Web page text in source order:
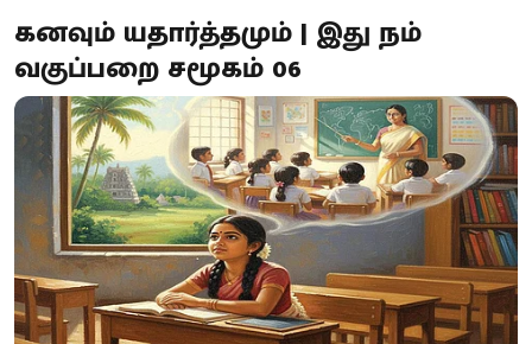
கனவும் யதார்த்தமும் | இது நம்
வகுப்பறை சமூகம் 06